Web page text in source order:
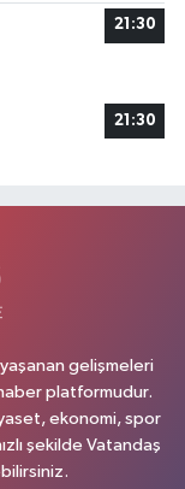
21:30
21:30
gelişmeleri
platformudur.
ekonomi, spor
şekilde Vatandaş